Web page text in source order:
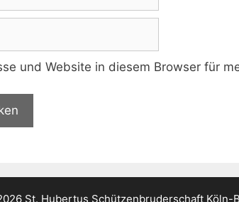
und Website in diesem Browser für
St. Hubertus Schützenbruderschaft Köln-